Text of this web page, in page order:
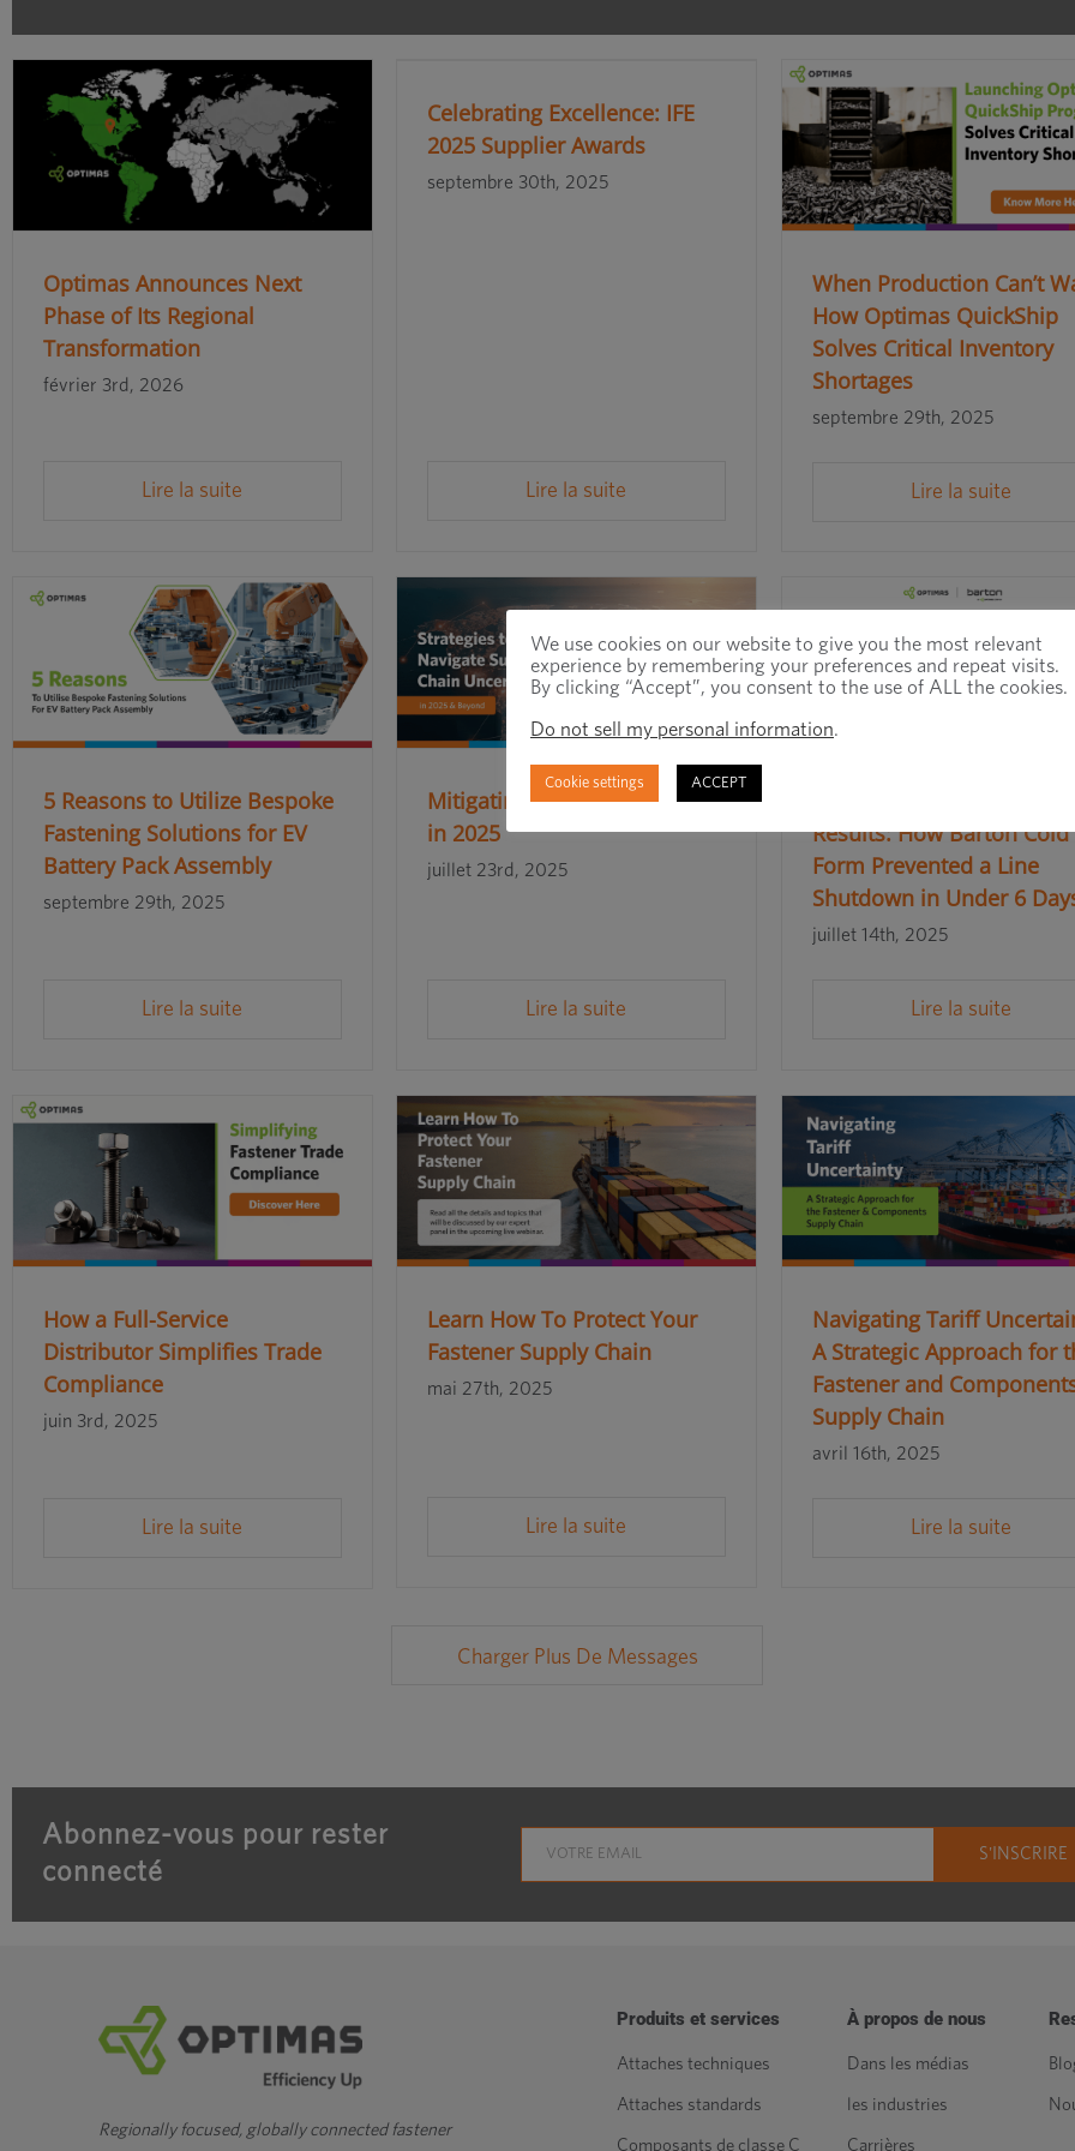
Optimas Announces Next
Phase of Its Regional
Transformation
février 3rd, 2026
Lire la suite
Celebrating Excellence: IFE
2025 Supplier Awards
septembre 30th, 2025
Lire la suite
When Production Can’t
How Optimas QuickShip
Solves Critical Inventory
Shortages
septembre 29th, 2025
Lire la suite
5 Reasons to Utilize Bespoke
Fastening Solutions for EV
Battery Pack Assembly
septembre 29th, 2025
Lire la suite
Mitigating Supply Chain Risk
in 2025
juillet 23rd, 2025
Lire la suite
Results: How Barton Cold
Form Prevented a Line
Shutdown in Under 6
juillet 14th, 2025
Lire la suite
How a Full-Service
Distributor Simplifies Trade
Compliance
juin 3rd, 2025
Lire la suite
Learn How To Protect Your
Fastener Supply Chain
mai 27th, 2025
Lire la suite
Navigating Tariff
A Strategic Approach for
Fastener and
Supply Chain
avril 16th, 2025
Lire la suite
Charger Plus De Messages
Abonnez-vous pour rester
connecté
Regionally focused, globally connected fastener
Produits et services
Attaches techniques
Attaches standards
Composants de classe C
À propos de nous
Dans les médias
les industries
Carrières
We use cookies on our website to give you the most relevant
experience by remembering your preferences and repeat visits.
By clicking “Accept”, you consent to the use of ALL the cookies.
Do not sell my personal information.
Cookie settings ACCEPT